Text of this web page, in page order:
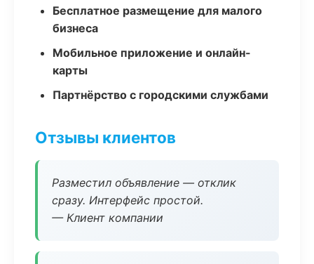
Бесплатное размещение для малого
бизнеса
Мобильное приложение и онлайн-
карты
Партнёрство с городскими службами
Отзывы клиентов
Разместил объявление — отклик
сразу. Интерфейс простой.
— Клиент компании